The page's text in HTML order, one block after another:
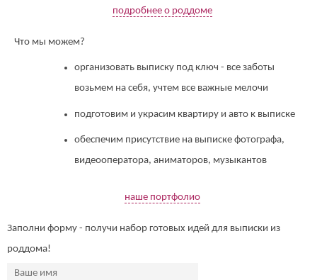
подробнее о роддоме
Что мы можем?
организовать выписку под ключ - все заботы
возьмем на себя, учтем все важные мелочи
подготовим и украсим квартиру и авто к выписке
обеспечим присутствие на выписке фотографа,
видеооператора, аниматоров, музыкантов
наше портфолио
Заполни форму - получи набор готовых идей для выписки из
роддома!